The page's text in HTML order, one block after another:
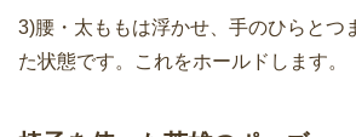
3)腰・太ももは浮かせ、手のひらとつ
た状態です。これをホールドします。